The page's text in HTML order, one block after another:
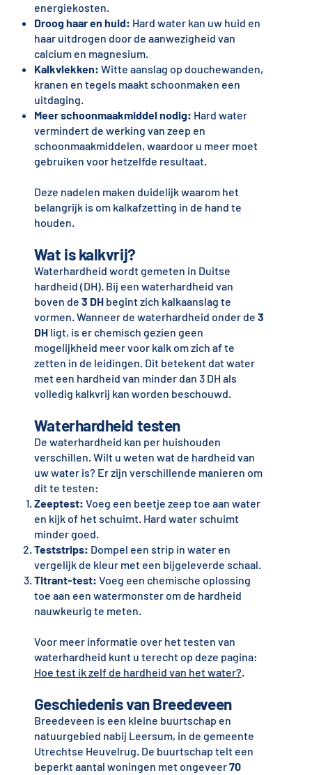
energiekosten.
Droog haar en huid: Hard water kan uw huid en
haar uitdrogen door de aanwezigheid van
calcium en magnesium.
Kalkvlekken: Witte aanslag op douchewanden,
kranen en tegels maakt schoonmaken een
uitdaging.
Meer schoonmaakmiddel nodig: Hard water
vermindert de werking van zeep en
schoonmaakmiddelen, waardoor u meer moet
gebruiken voor hetzelfde resultaat.
Deze nadelen maken duidelijk waarom het
belangrijk is om kalkafzetting in de hand te
houden.
Wat is kalkvrij?
Waterhardheid wordt gemeten in Duitse
hardheid (DH). Bij een waterhardheid van
boven de 3 DHbegint zich kalkaanslag te
vormen. Wanneer de waterhardheid onder de 3
DHligt, is er chemisch gezien geen
mogelijkheid meer voor kalk om zich af te
zetten in de leidingen. Dit betekent dat water
met een hardheid van minder dan 3 DH als
volledig kalkvrij kan worden beschouwd.
Waterhardheid testen
De waterhardheid kan per huishouden
verschillen. Wilt u weten wat de hardheid van
uw water is? Er zijn verschillende manieren om
dit te testen:
Zeeptest: Voeg een beetje zeep toe aan water
en kijk of het schuimt. Hard water schuimt
minder goed.
Teststrips: Dompel een strip in water en
vergelijk de kleur met een bijgeleverde schaal.
Titrant-test: Voeg een chemische oplossing
toe aan een watermonster om de hardheid
nauwkeurig te meten.
Voor meer informatie over het testen van
waterhardheid kunt u terecht op deze pagina:
Hoe test ik zelf de hardheid van het water?.
Geschiedenis van Breedeveen
Breedeveen is een kleine buurtschap en
natuurgebied nabij Leersum, in de gemeente
Utrechtse Heuvelrug. De buurtschap telt een
beperkt aantal woningen met ongeveer70